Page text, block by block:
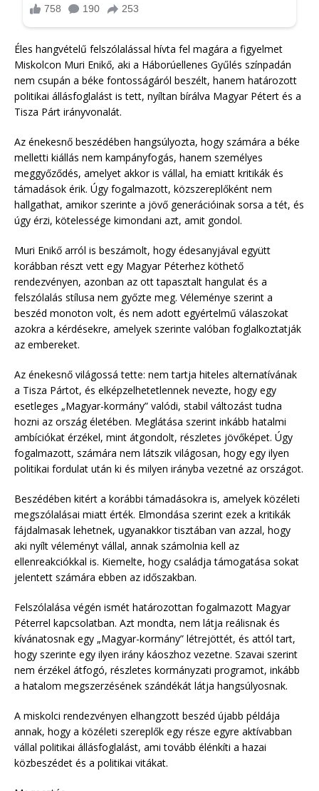
Éles hangvételű felszólalással hívta fel magára a figyelmet
Miskolcon Muri Enikő, aki a Háborúellenes Gyűlés színpadán
nem csupán a béke fontosságáról beszélt, hanem határozott
politikai állásfoglalást is tett, nyíltan bírálva Magyar Pétert és a
Tisza Párt irányvonalát.
Az énekesnő beszédében hangsúlyozta, hogy számára a béke
melletti kiállás nem kampányfogás, hanem személyes
meggyőződés, amelyet akkor is vállal, ha emiatt kritikák és
támadások érik. Úgy fogalmazott, közszereplőként nem
hallgathat, amikor szerinte a jövő generációinak sorsa a tét, és
úgy érzi, kötelessége kimondani azt, amit gondol.
Muri Enikő arról is beszámolt, hogy édesanyjával együtt
korábban részt vett egy Magyar Péterhez köthető
rendezvényen, azonban az ott tapasztalt hangulat és a
felszólalás stílusa nem győzte meg. Véleménye szerint a
beszéd monoton volt, és nem adott egyértelmű válaszokat
azokra a kérdésekre, amelyek szerinte valóban foglalkoztatják
az embereket.
Az énekesnő világossá tette: nem tartja hiteles alternatívának
a Tisza Pártot, és elképzelhetetlennek nevezte, hogy egy
esetleges „Magyar-kormány” valódi, stabil változást tudna
hozni az ország életében. Meglátása szerint inkább hatalmi
ambíciókat érzékel, mint átgondolt, részletes jövőképet. Úgy
fogalmazott, számára nem látszik világosan, hogy egy ilyen
politikai fordulat után ki és milyen irányba vezetné az országot.
Beszédében kitért a korábbi támadásokra is, amelyek közéleti
megszólalásai miatt érték. Elmondása szerint ezek a kritikák
fájdalmasak lehetnek, ugyanakkor tisztában van azzal, hogy
aki nyílt véleményt vállal, annak számolnia kell az
ellenreakciókkal is. Kiemelte, hogy családja támogatása sokat
jelentett számára ebben az időszakban.
Felszólalása végén ismét határozottan fogalmazott Magyar
Péterrel kapcsolatban. Azt mondta, nem látja reálisnak és
kívánatosnak egy „Magyar-kormány” létrejöttét, és attól tart,
hogy szerinte egy ilyen irány káoszhoz vezetne. Szavai szerint
nem érzékel átfogó, részletes kormányzati programot, inkább
a hatalom megszerzésének szándékát látja hangsúlyosnak.
A miskolci rendezvényen elhangzott beszéd újabb példája
annak, hogy a közéleti szereplők egy része egyre aktívabban
vállal politikai állásfoglalást, ami tovább élénkíti a hazai
közbeszédet és a politikai vitákat.